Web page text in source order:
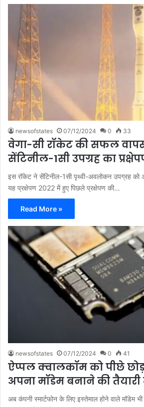
newsofstates 07/12/2024 0 33
वेगा-सी रॉकेट की सफल
सेंटिनील-1सी उपग्रह का
इस रॉकेट ने सेंटिनील-1सी पृथ्वी-अवलोकन उपग्रह को
यह प्रक्षेपण 2022 में हुए पिछले प्रक्षेपण की…
Read More »
newsofstates 07/12/2024 0 41
ऐप्पल क्वालकॉम को पीछे
अपना मॉडेम बनाने की तैयारी
अब कंपनी स्मार्टफोन के लिए इस्तेमाल होने वाले मॉडेम